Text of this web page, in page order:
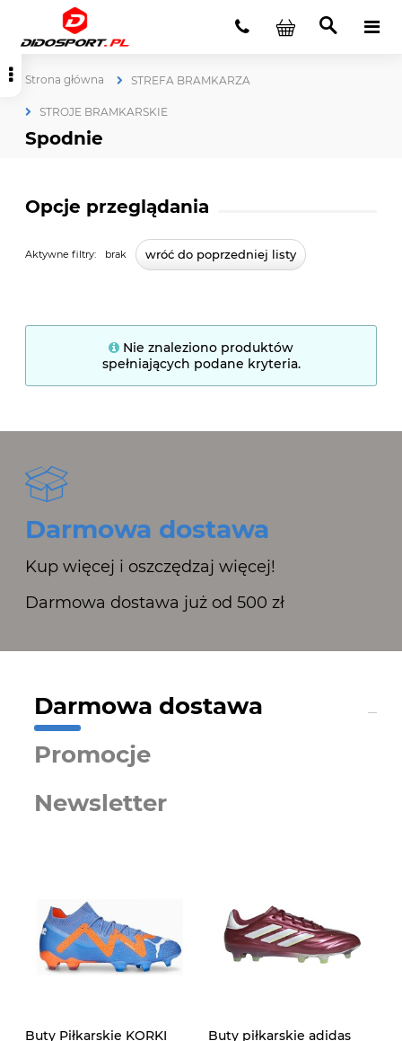
Strona główna STREFA BRAMKARZA
STROJE BRAMKARSKIE
Spodnie
Opcje przeglądania
Aktywne filtry: brak wróć do poprzedniej listy
Nie znaleziono produktów
spełniających podane kryteria.
Darmowa dostawa
Kup więcej i oszczędzaj więcej!
Darmowa dostawa już od 500 zł
Darmowa dostawa
Promocje
Newsletter
Buty Piłkarskie KORKI
Buty piłkarskie adidas